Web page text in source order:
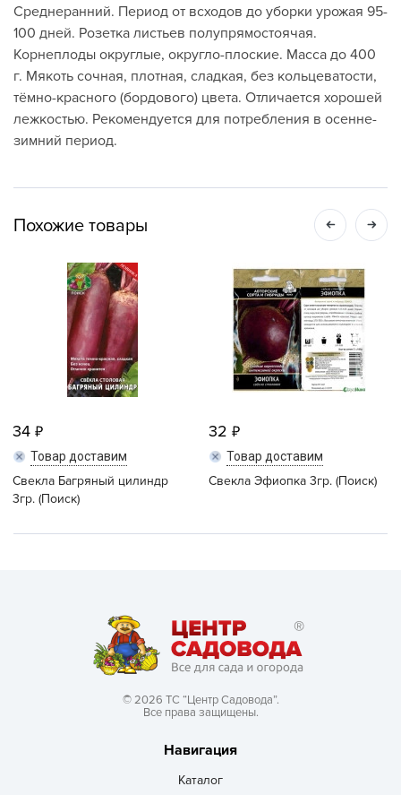
Среднеранний. Период от всходов до уборки урожая 95-
100 дней. Розетка листьев полупрямостоячая.
Корнеплоды округлые, округло-плоские. Масса до 400
г. Мякоть сочная, плотная, сладкая, без кольцеватости,
тёмно-красного (бордового) цвета. Отличается хорошей
лежкостью. Рекомендуется для потребления в осенне-
зимний период.
Похожие товары
34
Товар доставим
Свекла Багряный цилиндр
3гр. (Поиск)
32
Товар доставим
Свекла Эфиопка 3гр. (Поиск)
© 2026 ТС “Центр Садовода”.
Все права защищены.
Навигация
Каталог